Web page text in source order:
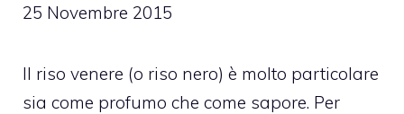
25 Novembre 2015
Il riso venere (o riso nero) è molto particolare
sia come profumo che come sapore. Per